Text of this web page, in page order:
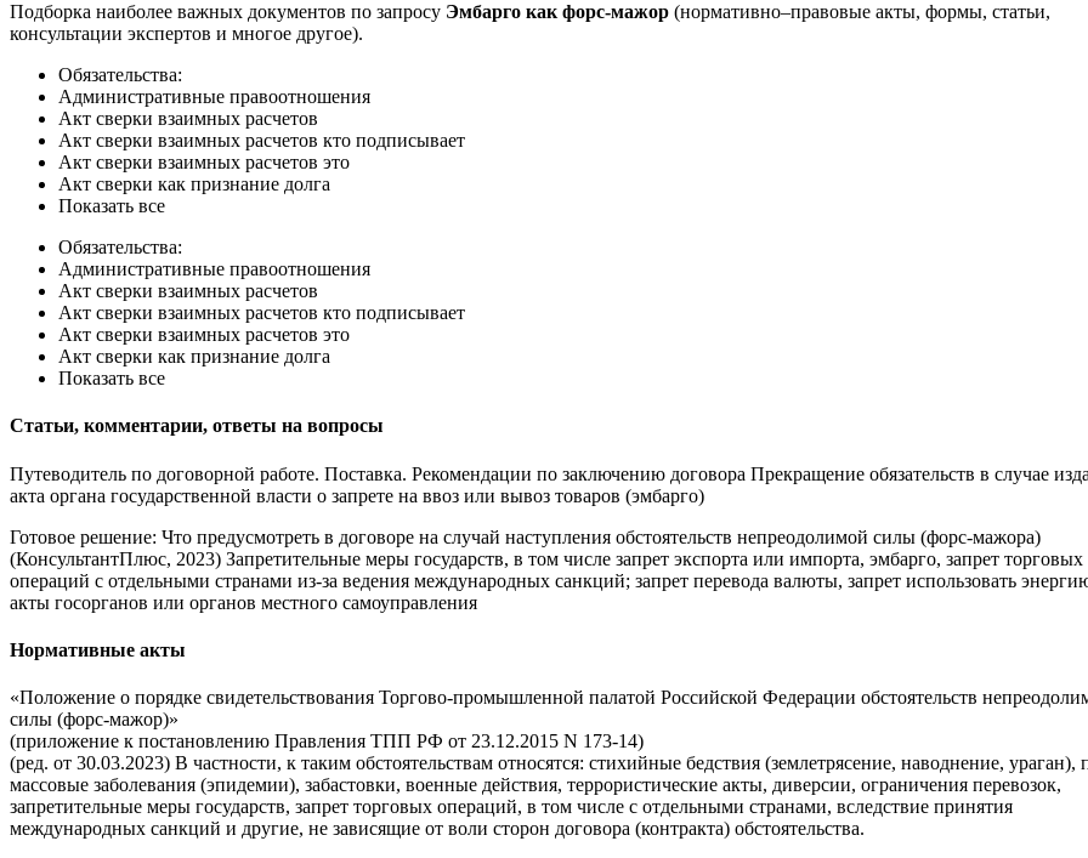
Подборка наиболее важных документов по запросу Эмбарго как форс-мажор (нормативно–правовые акты, формы, статьи,
консультации экспертов и многое другое).
Обязательства:
Административные правоотношения
Акт сверки взаимных расчетов
Акт сверки взаимных расчетов кто подписывает
Акт сверки взаимных расчетов это
Акт сверки как признание долга
Показать все
Обязательства:
Административные правоотношения
Акт сверки взаимных расчетов
Акт сверки взаимных расчетов кто подписывает
Акт сверки взаимных расчетов это
Акт сверки как признание долга
Показать все
Статьи, комментарии, ответы на вопросы
Путеводитель по договорной работе. Поставка. Рекомендации по заключению договора Прекращение обязательств в случае
акта органа государственной власти о запрете на ввоз или вывоз товаров (эмбарго)
Готовое решение: Что предусмотреть в договоре на случай наступления обстоятельств непреодолимой силы (форс-мажора)
(КонсультантПлюс, 2023) Запретительные меры государств, в том числе запрет экспорта или импорта, эмбарго, запрет торговых
операций с отдельными странами из-за ведения международных санкций; запрет перевода валюты, запрет использовать
акты госорганов или органов местного самоуправления
Нормативные акты
«Положение о порядке свидетельствования Торгово-промышленной палатой Российской Федерации обстоятельств
силы (форс-мажор)»
(приложение к постановлению Правления ТПП РФ от 23.12.2015 N 173-14)
(ред. от 30.03.2023) В частности, к таким обстоятельствам относятся: стихийные бедствия (землетрясение, наводнение, ураган),
массовые заболевания (эпидемии), забастовки, военные действия, террористические акты, диверсии, ограничения перевозок,
запретительные меры государств, запрет торговых операций, в том числе с отдельными странами, вследствие принятия
международных санкций и другие, не зависящие от воли сторон договора (контракта) обстоятельства.